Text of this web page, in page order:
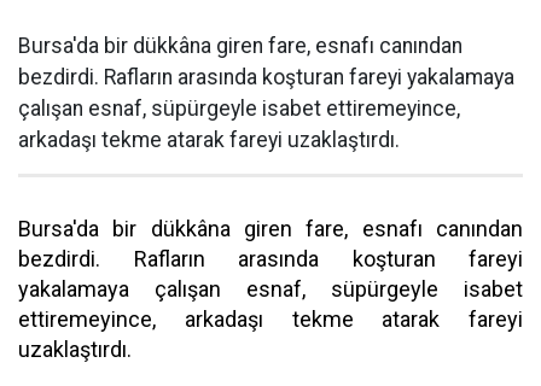
Bursa'da bir dükkâna giren fare, esnafı canından
bezdirdi. Rafların arasında koşturan fareyi yakalamaya
çalışan esnaf, süpürgeyle isabet ettiremeyince,
arkadaşı tekme atarak fareyi uzaklaştırdı.
Bursa'da bir dükkâna giren fare, esnafı canından
bezdirdi. Rafların arasında koşturan fareyi
yakalamaya çalışan esnaf, süpürgeyle isabet
ettiremeyince, arkadaşı tekme atarak fareyi
uzaklaştırdı.